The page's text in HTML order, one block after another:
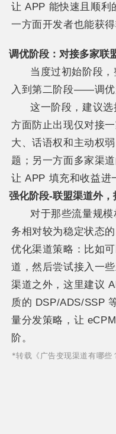
让 APP 能快速且顺利
一方面开发者也能获
调优阶段：对接多家联
当度过初始阶段
入到第二阶段——调优
这一阶段，建议
方面防止出现仅对接
大、话语权和主动权
题；另一方面多家渠
让 APP 填充和收益进
强化阶段-联盟渠道外
对于那些流量规
务相对较为稳定状态
优化渠道策略：比如
道，然后尝试接入一
渠道之外，这里建议
质的 DSP/ADS/SSP
量分发策略，让
阶。
*转载《 广告变现渠道有哪些